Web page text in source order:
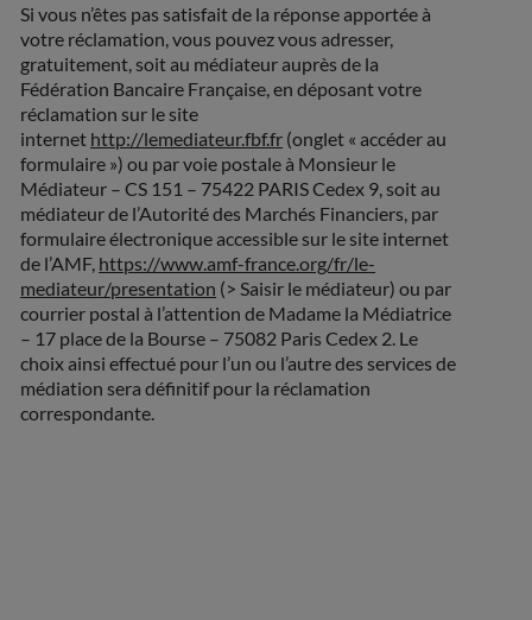
Si vous n’êtes pas satisfait de la réponse apportée à
votre réclamation, vous pouvez vous adresser,
gratuitement, soit au médiateur auprès de la
Fédération Bancaire Française, en déposant votre
réclamation sur le site
internet http://lemediateur.fbf.fr (onglet « accéder au
formulaire ») ou par voie postale à Monsieur le
Médiateur – CS 151 – 75422 PARIS Cedex 9, soit au
médiateur de l’Autorité des Marchés Financiers, par
formulaire électronique accessible sur le site internet
de l’AMF, https://www.amf-france.org/fr/le-
mediateur/presentation (> Saisir le médiateur) ou par
courrier postal à l’attention de Madame la Médiatrice
– 17 place de la Bourse – 75082 Paris Cedex 2. Le
choix ainsi effectué pour l’un ou l’autre des services de
médiation sera définitif pour la réclamation
correspondante.